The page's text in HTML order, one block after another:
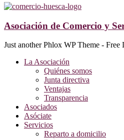
Asociación de Comercio y
Just another Phlox WP Theme - Free
La Asociación
Quiénes somos
Junta directiva
Ventajas
Transparencia
Asociados
Asóciate
Servicios
Reparto a domicilio